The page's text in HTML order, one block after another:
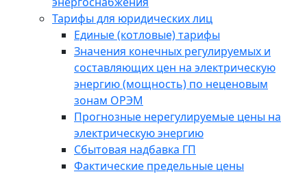
Тарифы для юридических лиц
Единые (котловые) тарифы
Значения конечных регулируемых и
составляющих цен на электрическую
энергию (мощность) по неценовым
зонам ОРЭМ
Прогнозные нерегулируемые цены на
электрическую энергию
Сбытовая надбавка ГП
Фактические предельные цены